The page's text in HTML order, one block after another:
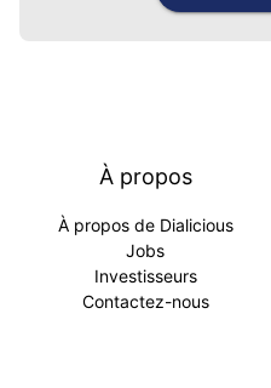
À propos
À propos de Dialicious
Jobs
Investisseurs
Contactez-nous